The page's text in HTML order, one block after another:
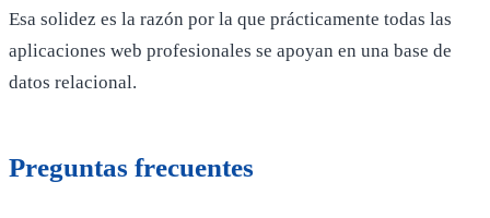
Esa solidez es la razón por la que prácticamente todas las
aplicaciones web profesionales se apoyan en una base de
datos relacional.
Preguntas frecuentes